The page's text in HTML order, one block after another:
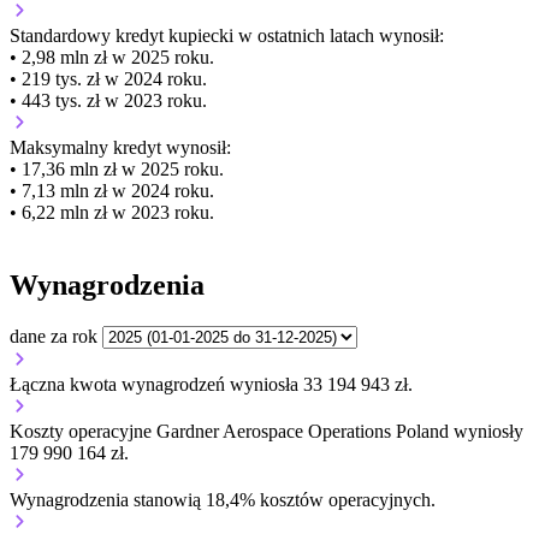
Standardowy kredyt kupiecki w ostatnich latach wynosił:
• 2,98 mln zł w 2025 roku.
• 219 tys. zł w 2024 roku.
• 443 tys. zł w 2023 roku.
Maksymalny kredyt wynosił:
• 17,36 mln zł w 2025 roku.
• 7,13 mln zł w 2024 roku.
• 6,22 mln zł w 2023 roku.
Wynagrodzenia
dane za rok
Łączna kwota wynagrodzeń wyniosła 33 194 943 zł.
Koszty operacyjne Gardner Aerospace Operations Poland wyniosły
179 990 164 zł.
Wynagrodzenia stanowią 18,4% kosztów operacyjnych.